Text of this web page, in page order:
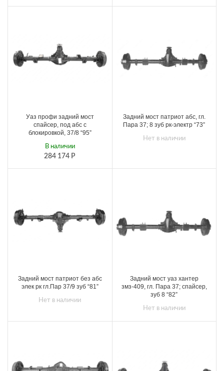
Уаз профи задний мост
спайсер, под абс с
блокировкой, 37/8 “95”
284 174 Р
В наличии
Задний мост патриот абс, гл.
Пара 37; 8 зуб рк-электр “73”
Нет в наличии
Задний мост патриот без абс
элек рк гл.Пар 37/9 зуб “81”
Нет в наличии
Задний мост уаз хантер
змз-409, гл. Пара 37; спайсер,
зуб 8 “82”
Нет в наличии